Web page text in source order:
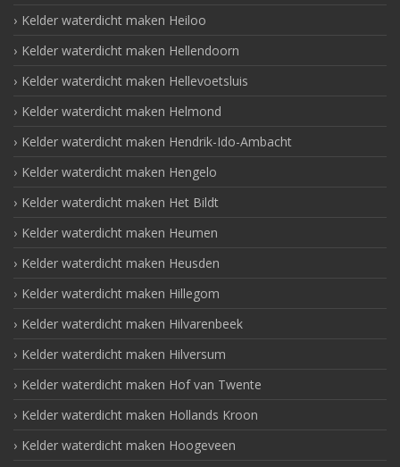
Kelder waterdicht maken Heiloo
Kelder waterdicht maken Hellendoorn
Kelder waterdicht maken Hellevoetsluis
Kelder waterdicht maken Helmond
Kelder waterdicht maken Hendrik-Ido-Ambacht
Kelder waterdicht maken Hengelo
Kelder waterdicht maken Het Bildt
Kelder waterdicht maken Heumen
Kelder waterdicht maken Heusden
Kelder waterdicht maken Hillegom
Kelder waterdicht maken Hilvarenbeek
Kelder waterdicht maken Hilversum
Kelder waterdicht maken Hof van Twente
Kelder waterdicht maken Hollands Kroon
Kelder waterdicht maken Hoogeveen